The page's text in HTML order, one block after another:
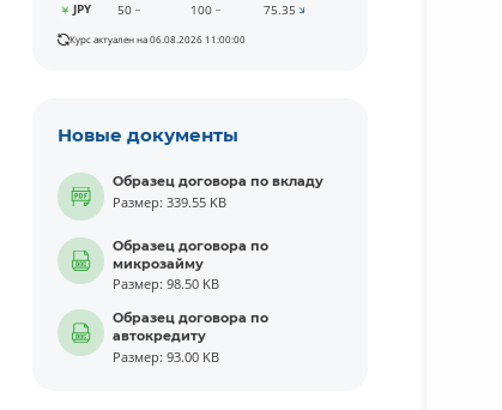
JPY
50 100 75.35
Курс актуален на 06.08.2026 11:00:00
Новые документы
Образец договора по вкладу
Размер: 339.55 KB
Образец договора по
микрозайму
Размер: 98.50 KB
Образец договора по
автокредиту
Размер: 93.00 KB